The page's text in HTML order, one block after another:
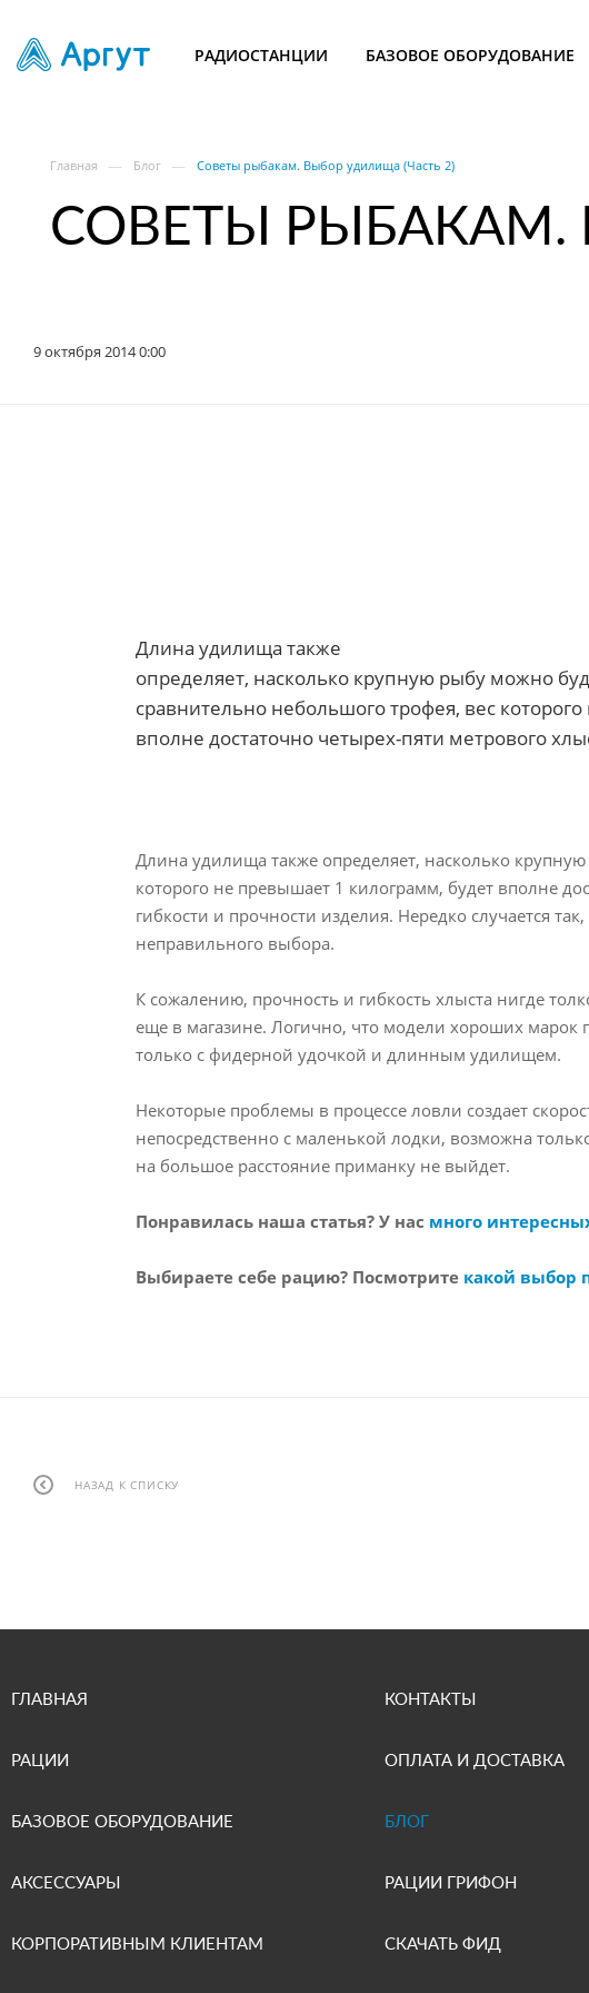
РАДИОСТАНЦИИ БАЗОВОЕ ОБОРУДОВАНИЕ
Главная — Блог — Советы рыбакам. Выбор удилища (Часть 2)
СОВЕТЫ РЫБАКАМ.
9 октября 2014 0:00
Длина удилища также
определяет, насколько крупную рыбу можно
сравнительно небольшого трофея, вес
вполне достаточно четырех-пяти метрового
Длина удилища также определяет, насколько
которого не превышает 1 килограмм, будет вполне
гибкости и прочности изделия. Нередко случается
неправильного выбора.
К сожалению, прочность и гибкость хлыста нигде
еще в магазине. Логично, что модели хороших марок
только с фидерной удочкой и длинным удилищем.
Некоторые проблемы в процессе ловли создает
непосредственно с маленькой лодки, возможна
на большое расстояние приманку не выйдет.
Понравилась наша статья? У нас много
Выбираете себе рацию? Посмотрите какой выбор
НАЗАД К СПИСКУ
ГЛАВНАЯ
РАЦИИ
БАЗОВОЕ ОБОРУДОВАНИЕ
АКСЕССУАРЫ
КОРПОРАТИВНЫМ КЛИЕНТАМ
КОНТАКТЫ
ОПЛАТА И ДОСТАВКА
БЛОГ
РАЦИИ ГРИФОН
СКАЧАТЬ ФИД